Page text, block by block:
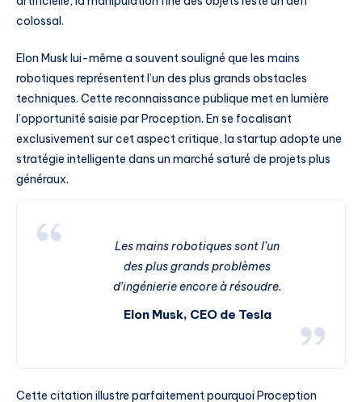
colossal.
Elon Musk lui-même a souvent souligné que les mains
robotiques représentent l’un des plus grands obstacles
techniques. Cette reconnaissance publique met en lumière
l’opportunité saisie par Proception. En se focalisant
exclusivement sur cet aspect critique, la startup adopte une
stratégie intelligente dans un marché saturé de projets plus
généraux.
Les mains robotiques sont l’un
des plus grands problèmes
d’ingénierie encore à résoudre.
Elon Musk, CEO de Tesla
Cette citation illustre parfaitement pourquoi Proception